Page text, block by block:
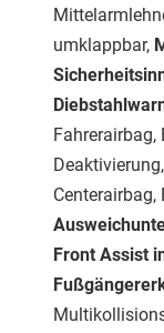
umklappbar,
Centerairbag,
Front Assist